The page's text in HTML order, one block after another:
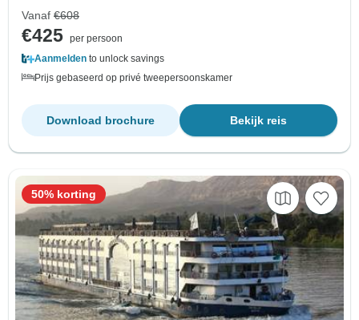
Vanaf €608
€425 per persoon
Aanmelden to unlock savings
Prijs gebaseerd op privé tweepersoonskamer
Bekijk reis
Download brochure
50% korting